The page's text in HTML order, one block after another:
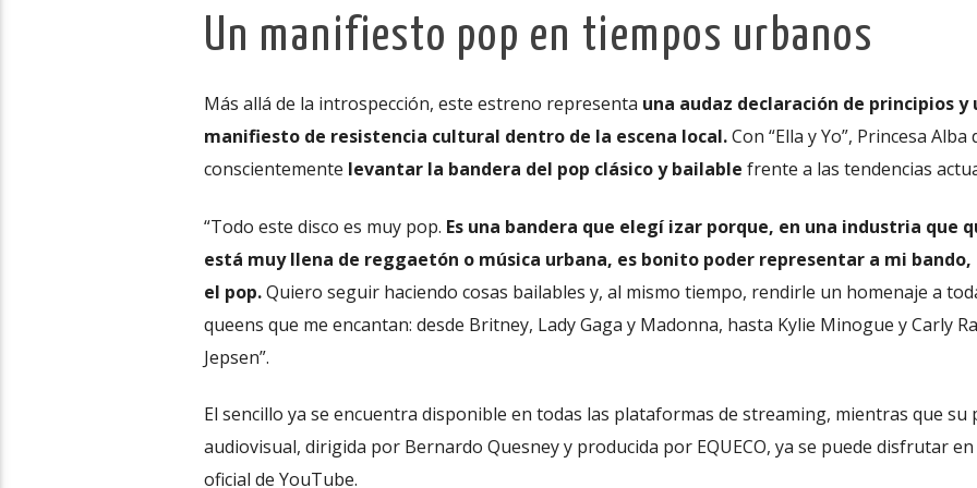
Un manifiesto pop en tiempos urbanos
Más allá de la introspección, este estreno representa una audaz declaración de principios y
manifiesto de resistencia cultural dentro de la escena local.Con “Ella y Yo”, Princesa Alba
conscientemente levantar la bandera del pop clásico y bailable frente a las tendencias
“Todo este disco es muy pop. Es una bandera que elegí izar porque, en una industria que
está muy llena de reggaetón o música urbana, es bonito poder representar a mi bando,
el pop.Quiero seguir haciendo cosas bailables y, al mismo tiempo, rendirle un homenaje a
queens que me encantan: desde Britney, Lady Gaga y Madonna, hasta Kylie Minogue y Carly
Jepsen”.
El sencillo ya se encuentra disponible en todas las plataformas de streaming, mientras que su
audiovisual, dirigida por Bernardo Quesney y producida por EQUECO, ya se puede disfrutar en
oficial de YouTube.